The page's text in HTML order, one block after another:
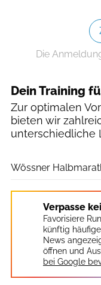
Die
Dein Training
Zur optimalen
bieten wir
unterschiedliche
Wössner
Verpasse
Favorisiere
künftig
News
öffnen und
bei Google